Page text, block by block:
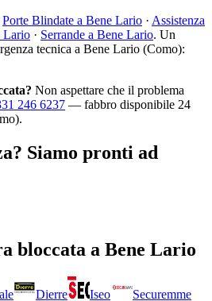
Porte Blindate a Bene Lario · Assistenza
Lario · Serrande a Bene Lario. Un
tecnica a Bene Lario (Como):
Non aspettare che il problema
246 6237 — fabbro disponibile 24
Siamo pronti ad
bloccata a Bene Lario
Dierre Iseo
Securemme